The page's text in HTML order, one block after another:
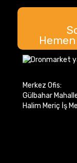
Merkez Ofis:
Gülbahar
Halim Meriç İş